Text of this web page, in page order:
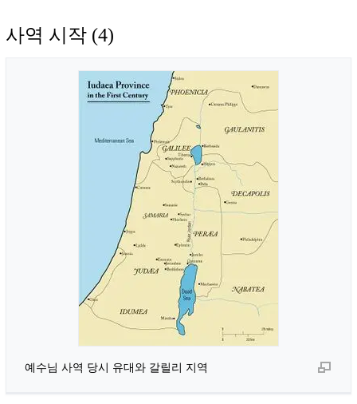
사역 시작 (4)
예수님 사역 당시 유대와 갈릴리 지역